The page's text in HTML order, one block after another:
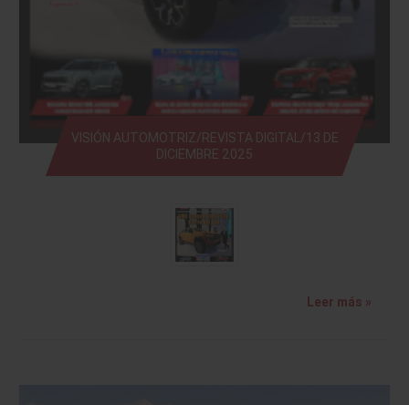
VISIÓN AUTOMOTRIZ/REVISTA DIGITAL/13 DE
DICIEMBRE 2025
Leer más »